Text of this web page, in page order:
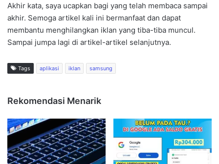
Akhir kata, saya ucapkan bagi yang telah membaca sampai
akhir. Semoga artikel kali ini bermanfaat dan dapat
membantu menghilangkan iklan yang tiba-tiba muncul.
Sampai jumpa lagi di artikel-artikel selanjutnya.
Tags aplikasi iklan samsung
Rekomendasi Menarik